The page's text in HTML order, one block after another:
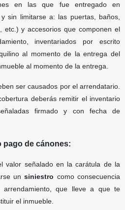
en las que fue entregado en
sin limitarse a: las puertas, baños,
etc.) y accesorios que componen el
inventariados por escrito
al momento de la entrega del
al momento de la entrega.
ser causados por el arrendatario.
deberás remitir el inventario
firmado y con fecha de
pago de cánones:
valor señalado en la carátula de la
unsiniestro como consecuencia
que lleve a que te
el inmueble.